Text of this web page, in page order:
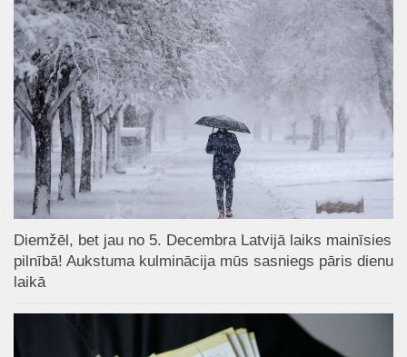
Diemžēl, bet jau no 5. Decembra Latvijā laiks mainīsies
pilnībā! Aukstuma kulminācija mūs sasniegs pāris dienu
laikā